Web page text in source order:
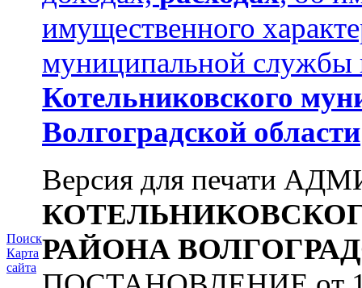
Поиск
Карта
сайта
имущественного
муниципальной службы
Котельниковского
Волгоградской области
Версия для печати
РАЙОНА